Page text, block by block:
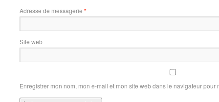
Adresse de messagerie *
Site web
Enregistrer mon nom, mon e-mail et mon site web dans le navigateur pour